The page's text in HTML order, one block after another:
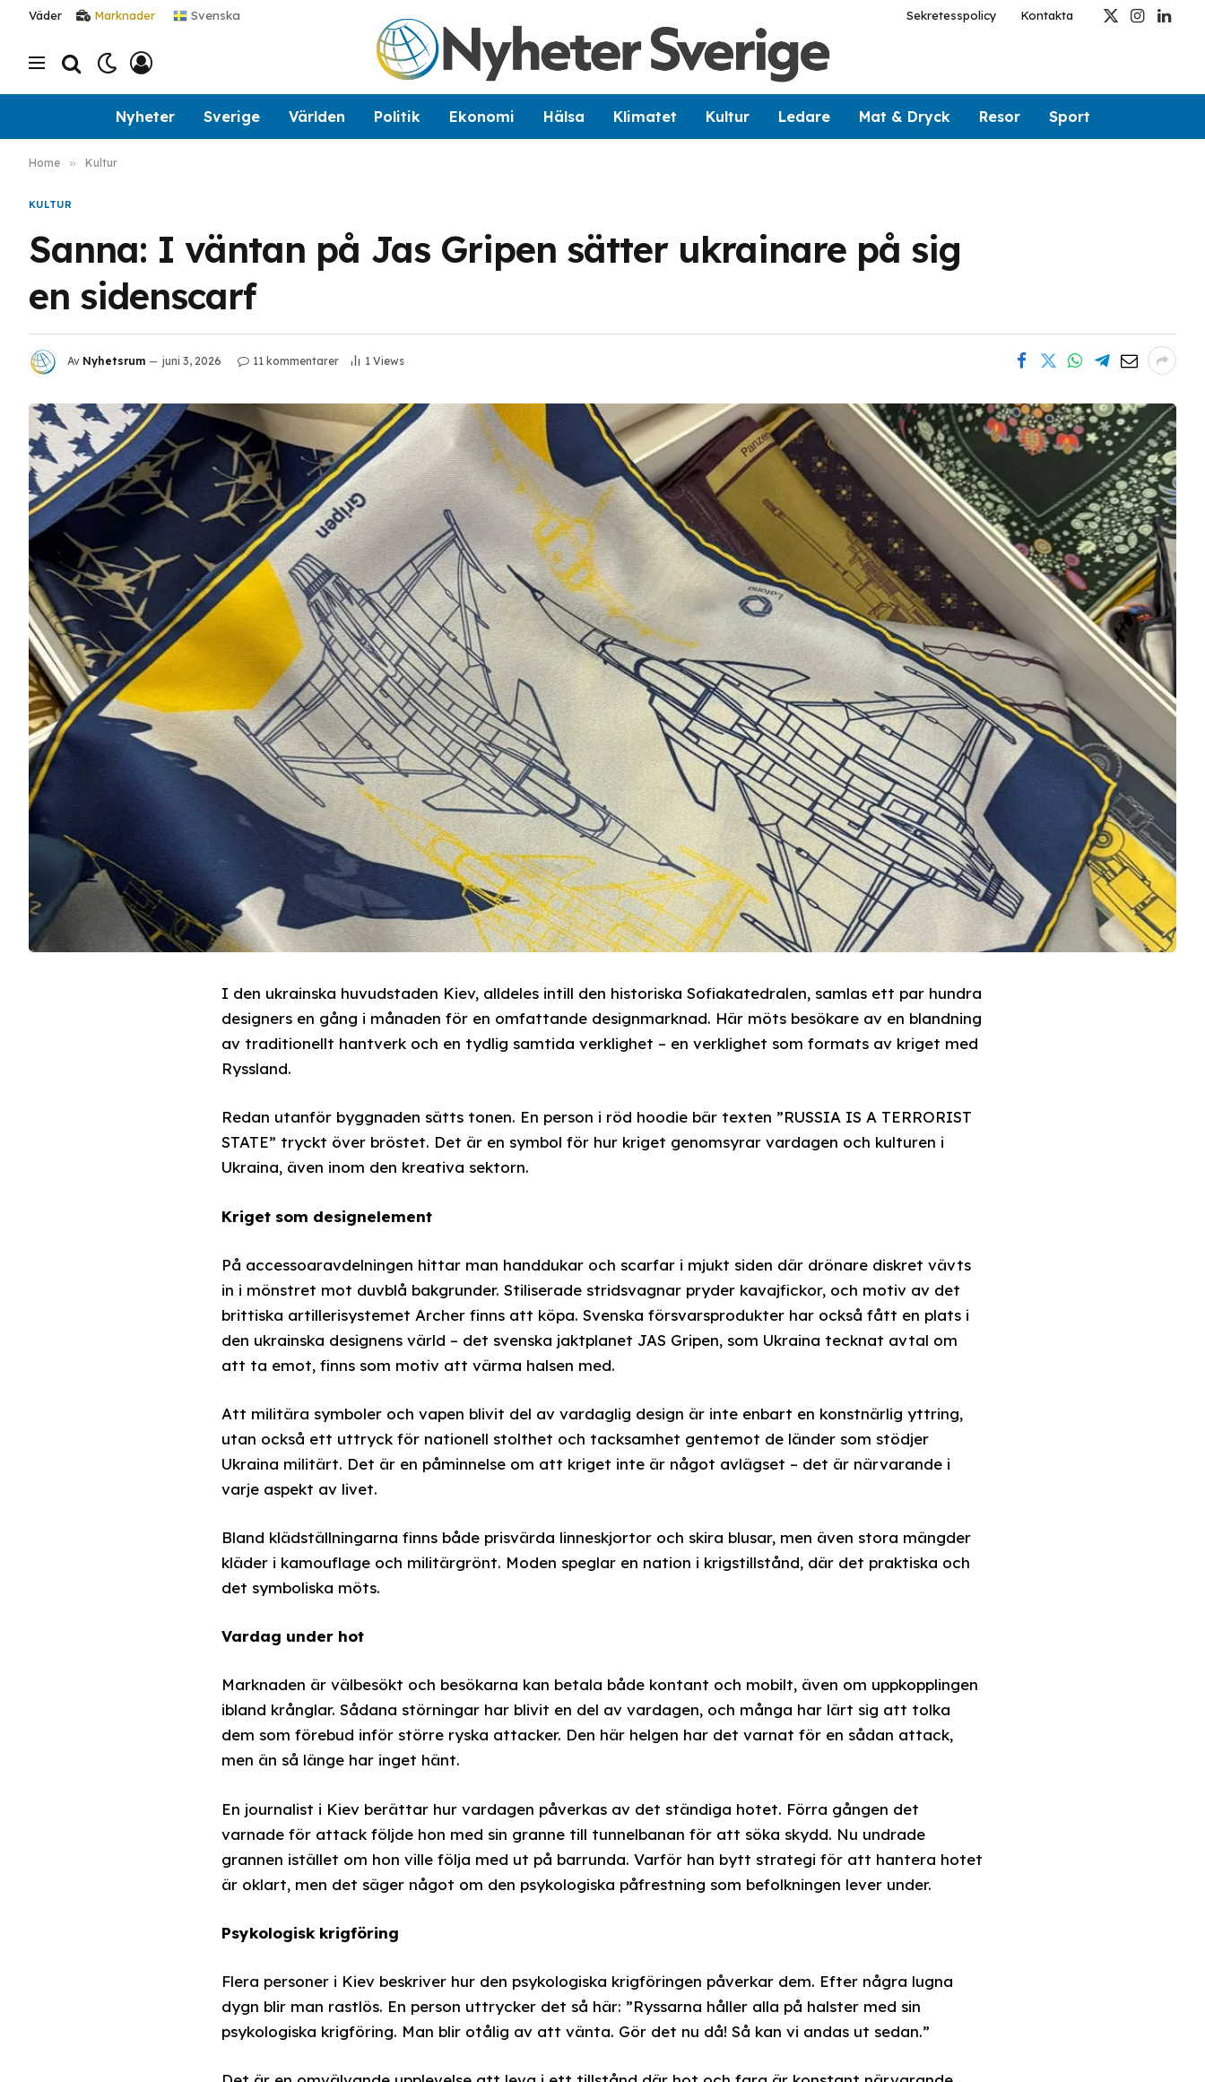
Väder Marknader Svenska Sekretesspolicy Kontakta
X
Instagram
Nyheter Sverige Världen Politik Ekonomi Hälsa Klimatet Kultur Ledare Mat & Dryck Resor Sport
Home » Kultur
KULTUR
Sanna: I väntan på Jas Gripen sätter ukrainare på sig
en sidenscarf
Av Nyhetsrum juni 3, 2026 11 kommentarer 1 Views
I den ukrainska huvudstaden Kiev, alldeles intill den historiska Sofiakatedralen, samlas ett par hundra
designers en gång i månaden för en omfattande designmarknad. Här möts besökare av en blandning
av traditionellt hantverk och en tydlig samtida verklighet – en verklighet som formats av kriget med
Ryssland.
Redan utanför byggnaden sätts tonen. En person i röd hoodie bär texten ”RUSSIA IS A TERRORIST
STATE” tryckt över bröstet. Det är en symbol för hur kriget genomsyrar vardagen och kulturen i
Ukraina, även inom den kreativa sektorn.
Kriget som designelement
På accessoaravdelningen hittar man handdukar och scarfar i mjukt siden där drönare diskret vävts
in i mönstret mot duvblå bakgrunder. Stiliserade stridsvagnar pryder kavajfickor, och motiv av det
brittiska artillerisystemet Archer finns att köpa. Svenska försvarsprodukter har också fått en plats i
den ukrainska designens värld – det svenska jaktplanet JAS Gripen, som Ukraina tecknat avtal om
att ta emot, finns som motiv att värma halsen med.
Att militära symboler och vapen blivit del av vardaglig design är inte enbart en konstnärlig yttring,
utan också ett uttryck för nationell stolthet och tacksamhet gentemot de länder som stödjer
Ukraina militärt. Det är en påminnelse om att kriget inte är något avlägset – det är närvarande i
varje aspekt av livet.
Bland klädställningarna finns både prisvärda linneskjortor och skira blusar, men även stora mängder
kläder i kamouflage och militärgrönt. Moden speglar en nation i krigstillstånd, där det praktiska och
det symboliska möts.
Vardag under hot
Marknaden är välbesökt och besökarna kan betala både kontant och mobilt, även om uppkopplingen
ibland krånglar. Sådana störningar har blivit en del av vardagen, och många har lärt sig att tolka
dem som förebud inför större ryska attacker. Den här helgen har det varnat för en sådan attack,
men än så länge har inget hänt.
En journalist i Kiev berättar hur vardagen påverkas av det ständiga hotet. Förra gången det
varnade för attack följde hon med sin granne till tunnelbanan för att söka skydd. Nu undrade
grannen istället om hon ville följa med ut på barrunda. Varför han bytt strategi för att hantera hotet
är oklart, men det säger något om den psykologiska påfrestning som befolkningen lever under.
Psykologisk krigföring
Flera personer i Kiev beskriver hur den psykologiska krigföringen påverkar dem. Efter några lugna
dygn blir man rastlös. En person uttrycker det så här: ”Ryssarna håller alla på halster med sin
psykologiska krigföring. Man blir otålig av att vänta. Gör det nu då! Så kan vi andas ut sedan.”